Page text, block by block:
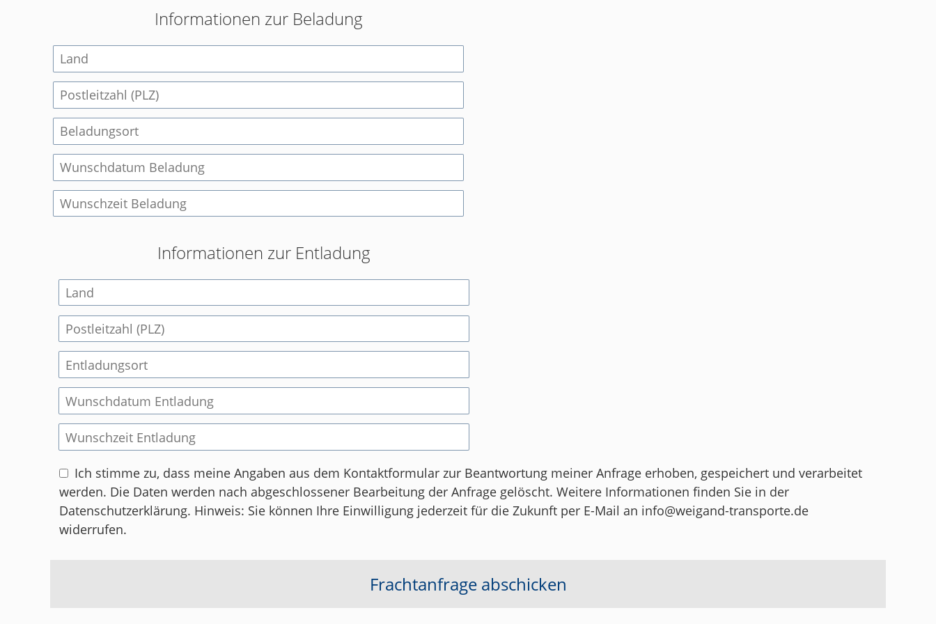
Informationen zur Beladung
Informationen zur Entladung
Ich stimme zu, dass meine Angaben aus dem Kontaktformular zur Beantwortung meiner Anfrage erhoben, gespeichert und verarbeitet
werden. Die Daten werden nach abgeschlossener Bearbeitung der Anfrage gelöscht. Weitere Informationen finden Sie in der
Datenschutzerklärung. Hinweis: Sie können Ihre Einwilligung jederzeit für die Zukunft per E-Mail an info@weigand-transporte.de
widerrufen.
Frachtanfrage abschicken